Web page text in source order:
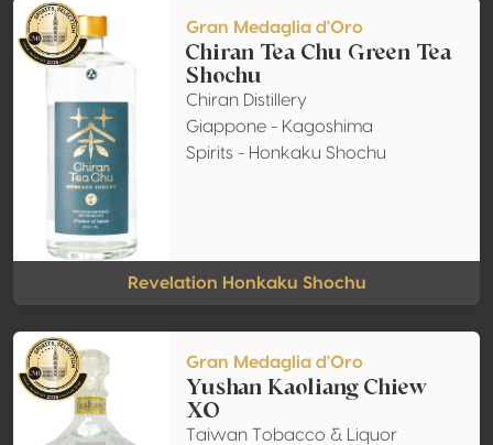
Gran Medaglia d'Oro
Chiran Tea Chu Green Tea
Shochu
Chiran Distillery
Giappone - Kagoshima
Spirits - Honkaku Shochu
Revelation Honkaku Shochu
Gran Medaglia d'Oro
Yushan Kaoliang Chiew
XO
Taiwan Tobacco & Liquor